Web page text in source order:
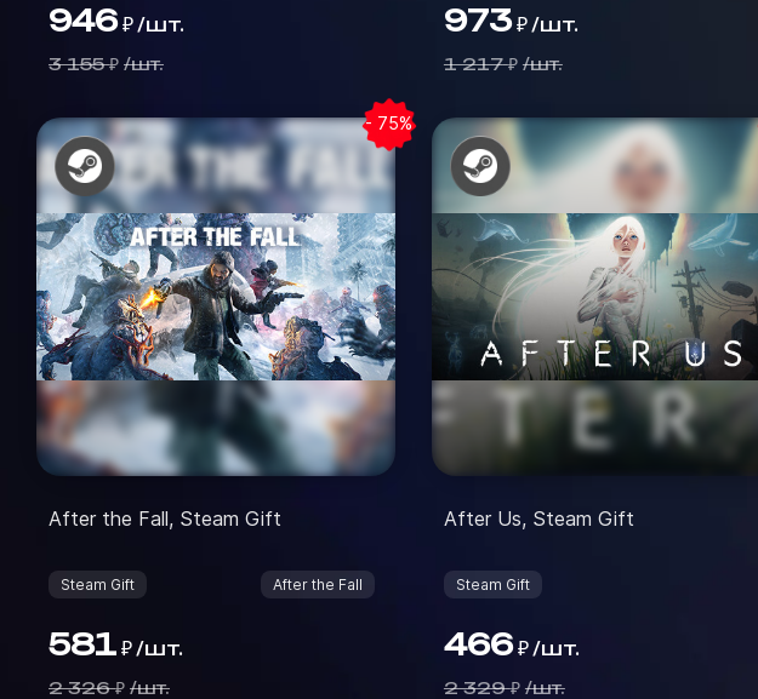
946 ₽ /шт.
3 155 ₽ /шт.
973 ₽ /шт.
1 217 ₽ /шт.
- 75%
After the Fall, Steam Gift
Steam Gift After the Fall
581 ₽ /шт.
2 326 ₽ /шт.
After Us, Steam Gift
Steam Gift
466 ₽ /шт.
2 329 ₽ /шт.